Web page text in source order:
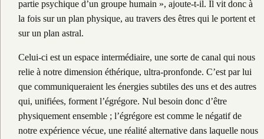
partie psychique d’un groupe humain », ajoute-t-il. Il vit donc à
la fois sur un plan physique, au travers des êtres qui le portent et
sur un plan astral.
Celui-ci est un espace intermédiaire, une sorte de canal qui nous
relie à notre dimension éthérique, ultra-pronfonde. C’est par lui
que communiqueraient les énergies subtiles des uns et des autres
qui, unifiées, forment l’égrégore. Nul besoin donc d’être
physiquement ensemble ; l’égrégore est comme le négatif de
notre expérience vécue, une réalité alternative dans laquelle nous